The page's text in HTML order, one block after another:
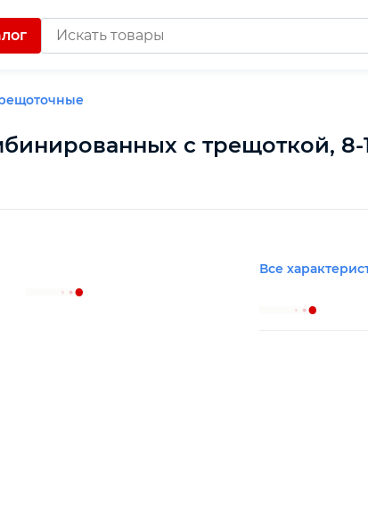
с трещоткой, 8-
Все